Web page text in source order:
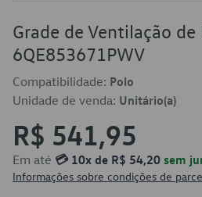
Grade de Ventilação
6QE853671PWV
Compatibilidade: Polo
Unidade de venda: Unitário(a)
R$ 541,95
Em até 💳 10x de R$ 54,20 sem
Informações sobre condições de